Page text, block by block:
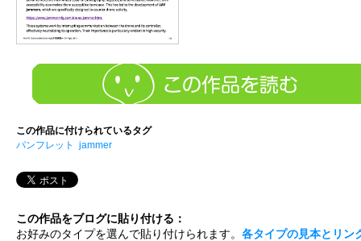
この作品に付けられているタグ
パンフレット
jammer
この作品をブログに貼り付ける：
お好みのタイプを選んで貼り付けられます。 各タイプの見本とリン